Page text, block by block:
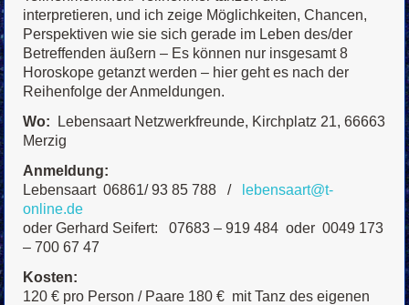
interpretieren, und ich zeige Möglichkeiten, Chancen,
Perspektiven wie sie sich gerade im Leben des/der
Betreffenden äußern – Es können nur insgesamt 8
Horoskope getanzt werden – hier geht es nach der
Reihenfolge der Anmeldungen.
Wo:
Lebensaart Netzwerkfreunde, Kirchplatz 21, 66663
Merzig
Anmeldung:
Lebensaart 06861/ 93 85 788 /
lebensaart@t-
online.de
oder Gerhard Seifert: 07683 – 919 484 oder 0049 173
– 700 67 47
Kosten:
120 € pro Person / Paare 180 € mit Tanz des eigenen